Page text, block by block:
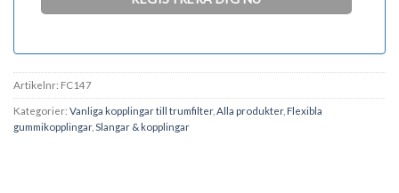
Artikelnr: FC147
Kategorier: Vanliga kopplingar till trumfilter, Alla produkter, Flexibla
gummikopplingar, Slangar & kopplingar